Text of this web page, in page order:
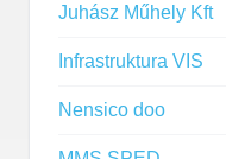
Juhász Műhely Kft
Infrastruktura VIS
Nensico doo